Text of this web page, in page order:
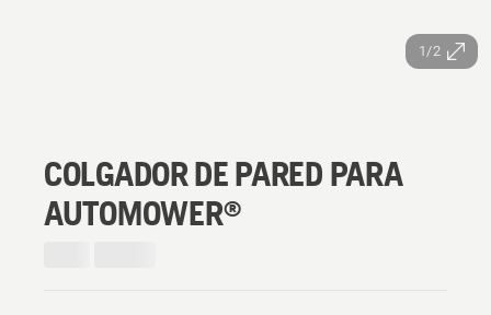
1/2
COLGADOR DE PARED PARA
AUTOMOWER®